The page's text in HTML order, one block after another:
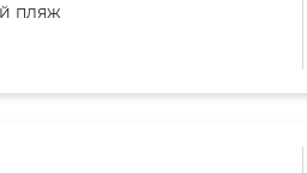
пляж